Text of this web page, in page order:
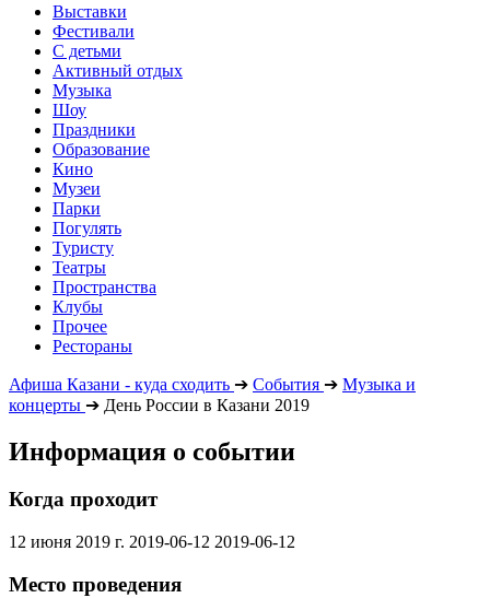
Выставки
Фестивали
С детьми
Активный отдых
Музыка
Шоу
Праздники
Образование
Кино
Музеи
Парки
Погулять
Туристу
Театры
Пространства
Клубы
Прочее
Рестораны
Афиша Казани - куда сходить ➔ События ➔ Музыка и
концерты ➔ День России в Казани 2019
Информация о событии
Когда проходит
12 июня 2019 г. 2019-06-12 2019-06-12
Место проведения